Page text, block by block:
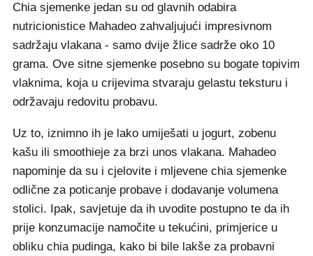
Chia sjemenke jedan su od glavnih odabira
nutricionistice Mahadeo zahvaljujući impresivnom
sadržaju vlakana - samo dvije žlice sadrže oko 10
grama. Ove sitne sjemenke posebno su bogate topivim
vlaknima, koja u crijevima stvaraju gelastu teksturu i
održavaju redovitu probavu.
Uz to, iznimno ih je lako umiješati u jogurt, zobenu
kašu ili smoothieje za brzi unos vlakana. Mahadeo
napominje da su i cjelovite i mljevene chia sjemenke
odlične za poticanje probave i dodavanje volumena
stolici. Ipak, savjetuje da ih uvodite postupno te da ih
prije konzumacije namočite u tekućini, primjerice u
obliku chia pudinga, kako bi bile lakše za probavni